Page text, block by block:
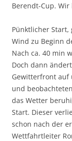
Berendt-Cup.
Pünktlicher
Wind zu Beginn
Nach ca. 40 min
Doch dann
Gewitterfront auf
und
das Wetter
Start. Dieser
schon nach der
Wettfahrtleiter